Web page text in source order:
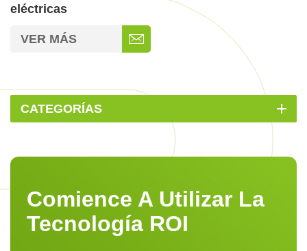
eléctricas
VER MÁS
CATEGORÍAS
Comience A Utilizar La
Tecnología ROI